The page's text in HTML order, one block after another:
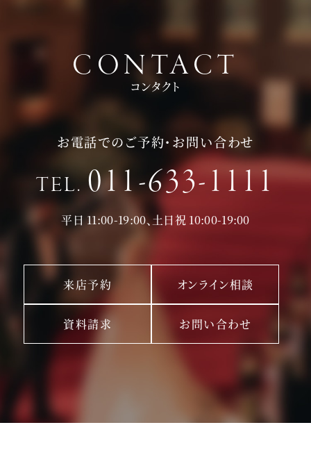
CONTACT
コンタクト
お電話でのご予約・お問い合わせ
TEL. 011-633-1111
平日 11:00-19:00、土日祝 10:00-19:00
来店予約 オンライン相談
資料請求 お問い合わせ